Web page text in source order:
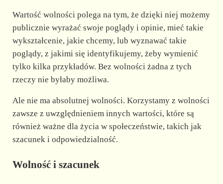
Wartość wolności polega na tym, że dzięki niej możemy
publicznie wyrażać swoje poglądy i opinie, mieć takie
wykształcenie, jakie chcemy, lub wyznawać takie
poglądy, z jakimi się identyfikujemy, żeby wymienić
tylko kilka przykładów. Bez wolności żadna z tych
rzeczy nie byłaby możliwa.
Ale nie ma absolutnej wolności. Korzystamy z wolności
zawsze z uwzględnieniem innych wartości, które są
również ważne dla życia w społeczeństwie, takich jak
szacunek i odpowiedzialność.
Wolność i szacunek